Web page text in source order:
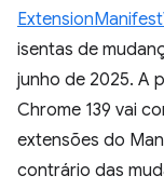
isentas de
junho de 2025. A
Chrome 139 vai
extensões do
contrário das